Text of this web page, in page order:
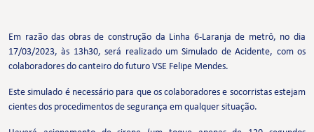
Em razão das obras de construção da Linha 6-Laranja de metrô, no dia
17/03/2023, às 13h30, será realizado um Simulado de Acidente, com os
colaboradores do canteiro do futuro VSE Felipe Mendes.
Este simulado é necessário para que os colaboradores e socorristas estejam
cientes dos procedimentos de segurança em qualquer situação.